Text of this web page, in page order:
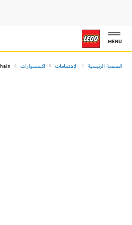
MENU
الصفحة الرئيسية الإهتمامات اكسسوارات